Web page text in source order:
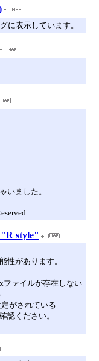
に表示しています。
いました。
style"
性があります。
ファイルが存在しない
がされている
認ください。